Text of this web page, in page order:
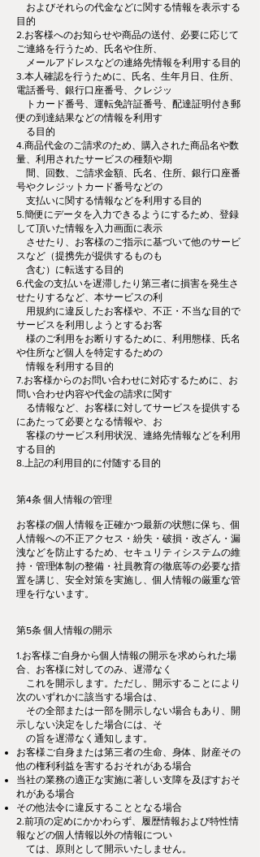
およびそれらの代金などに関する情報を表示する
目的
2.お客様へのお知らせや商品の送付、必要に応じて
ご連絡を行うため、氏名や住所、
メールアドレスなどの連絡先情報を利用する目的
3.本人確認を行うために、氏名、生年月日、住所、
電話番号、銀行口座番号、クレジッ
トカード番号、運転免許証番号、配達証明付き郵
便の到達結果などの情報を利用す
る目的
4.商品代金のご請求のため、購入された商品名や数
量、利用されたサービスの種類や期
間、回数、ご請求金額、氏名、住所、銀行口座番
号やクレジットカード番号などの
支払いに関する情報などを利用する目的
5.簡便にデータを入力できるようにするため、登録
して頂いた情報を入力画面に表示
させたり、お客様のご指示に基づいて他のサービ
スなど（提携先が提供するものも
含む）に転送する目的
6.代金の支払いを遅滞したり第三者に損害を発生さ
せたりするなど、本サービスの利
用規約に違反したお客様や、不正・不当な目的で
サービスを利用しようとするお客
様のご利用をお断りするために、利用態様、氏名
や住所など個人を特定するための
情報を利用する目的
7.お客様からのお問い合わせに対応するために、お
問い合わせ内容や代金の請求に関す
る情報など、お客様に対してサービスを提供する
にあたって必要となる情報や、お
客様のサービス利用状況、連絡先情報などを利用
する目的
8.上記の利用目的に付随する目的
第4条 個人情報の管理
お客様の個人情報を正確かつ最新の状態に保ち、個
人情報への不正アクセス・紛失・破損・改ざん・漏
洩などを防止するため、セキュリティシステムの維
持・管理体制の整備・社員教育の徹底等の必要な措
置を講じ、安全対策を実施し、個人情報の厳重な管
理を行ないます。
第5条 個人情報の開示
1.お客様ご自身から個人情報の開示を求められた場
合、お客様に対してのみ、遅滞なく
これを開示します。ただし、開示することにより
次のいずれかに該当する場合は、
その全部または一部を開示しない場合もあり、開
示しない決定をした場合には、そ
の旨を遅滞なく通知します。
お客様ご自身または第三者の生命、身体、財産その
他の権利利益を害するおそれがある場合
当社の業務の適正な実施に著しい支障を及ぼすおそ
れがある場合
その他法令に違反することとなる場合
2.前項の定めにかかわらず、履歴情報および特性情
報などの個人情報以外の情報につい
ては、原則として開示いたしません。